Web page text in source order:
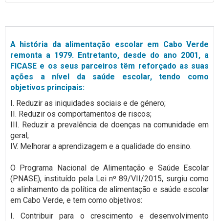
A história da alimentação escolar em Cabo Verde
remonta a 1979. Entretanto, desde do ano 2001, a
FICASE e os seus parceiros têm reforçado as suas
ações a nível da saúde escolar, tendo como
objetivos principais:
I. Reduzir as iniquidades sociais e de género;
II. Reduzir os comportamentos de riscos;
III. Reduzir a prevalência de doenças na comunidade em
geral;
IV. Melhorar a aprendizagem e a qualidade do ensino.
O Programa Nacional de Alimentação e Saúde Escolar
(PNASE), instituído pela Lei nº 89/VII/2015, surgiu como
o alinhamento da política de alimentação e saúde escolar
em Cabo Verde, e tem como objetivos:
I. Contribuir para o crescimento e desenvolvimento